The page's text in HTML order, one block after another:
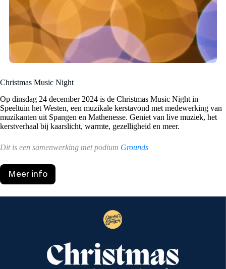
Christmas Music Night
Op dinsdag 24 december 2024 is de Christmas Music Night in
Speeltuin het Westen, een muzikale kerstavond met medewerking van
muzikanten uit Spangen en Mathenesse. Geniet van live muziek, het
kerstverhaal bij kaarslicht, warmte, gezelligheid en meer.
Dit is een samenwerking met podium Grounds
Meer info